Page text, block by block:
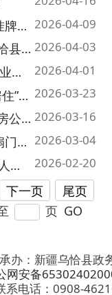
2026-04-01
2026-03-23
幸福稳“住”
2026-03-16
房公积金贷款
2026-03-04
地事
2026-02-20
页 尾页
新疆乌恰县政务服务
65302402000101号
话：0908-4621030